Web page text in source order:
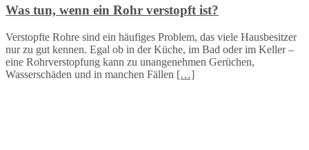
Was tun, wenn ein Rohr verstopft ist?
Verstopfte Rohre sind ein häufiges Problem, das viele Hausbesitzer
nur zu gut kennen. Egal ob in der Küche, im Bad oder im Keller –
eine Rohrverstopfung kann zu unangenehmen Gerüchen,
Wasserschäden und in manchen Fällen […]